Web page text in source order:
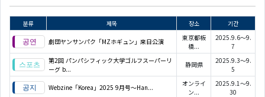
분류 제목 장소 기간
劇団ヤンサンパク「MZホギュン」来日公演
東京都板
橋...
2025.9.6～9.
7
第2回 パンパシフィック大学ゴルフスーパーリ
ーグ b...
静岡県
2025.9.3～9.
5
Webzine「Korea」2025 9月号～Han...
オンライ
ン...
2025.9.1～9.
30